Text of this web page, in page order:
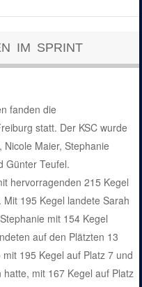
IM SPRINT
fanden die
statt. Der KSC wurde
Maier, Stephanie
Günter Teufel.
hervorragenden 215 Kegel
195 Kegel landete Sarah
mit 154 Kegel
auf den Plätzten 13
195 Kegel auf Platz 7 und
mit 167 Kegel auf Platz